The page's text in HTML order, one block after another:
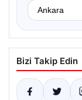
Bizi Takip Edin